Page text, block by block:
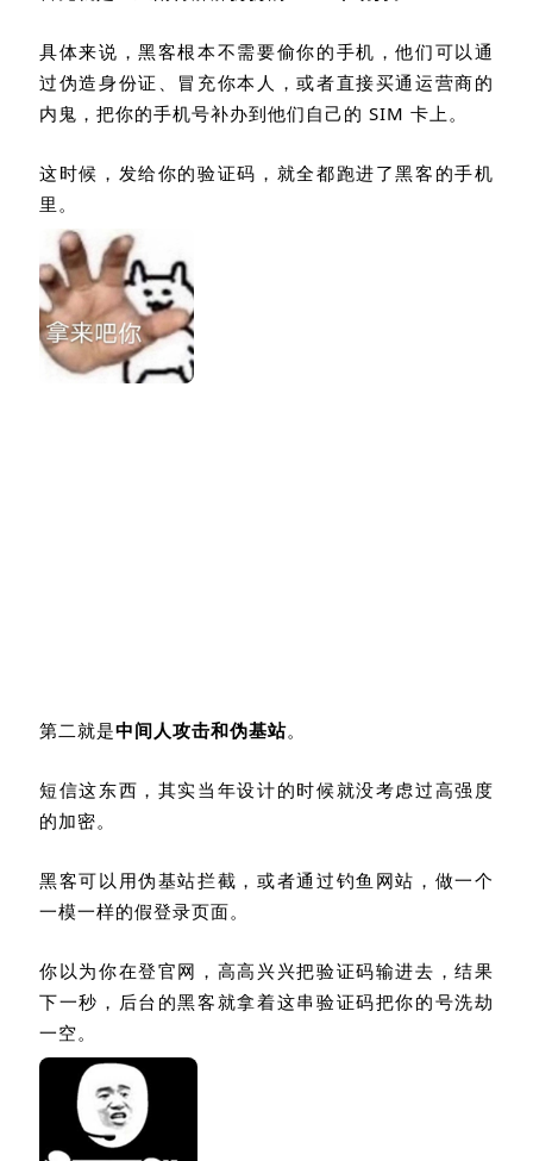
具体来说，黑客根本不需要偷你的手机，他们可以通
过伪造身份证、冒充你本人，或者直接买通运营商的
内鬼，把你的手机号补办到他们自己的 SIM 卡上。
这时候，发给你的验证码，就全都跑进了黑客的手机
里。
第二就是中间人攻击和伪基站。
短信这东西，其实当年设计的时候就没考虑过高强度
的加密。
黑客可以用伪基站拦截，或者通过钓鱼网站，做一个
一模一样的假登录页面。
你以为你在登官网，高高兴兴把验证码输进去，结果
下一秒，后台的黑客就拿着这串验证码把你的号洗劫
一空。